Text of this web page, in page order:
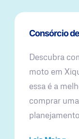
Consórcio
Descubra
moto em
essa é a
comprar